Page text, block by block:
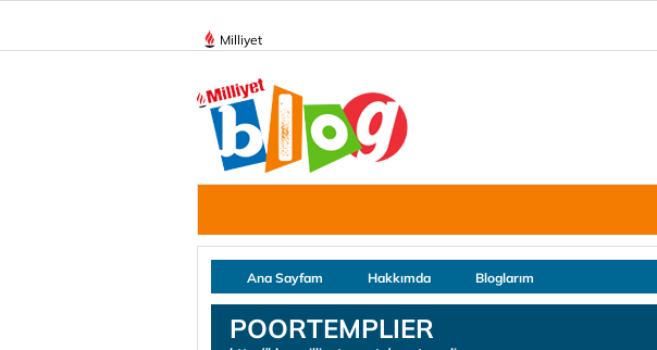
Milliyet
Ana Sayfam Hakkımda Bloglarım
POORTEMPLIER